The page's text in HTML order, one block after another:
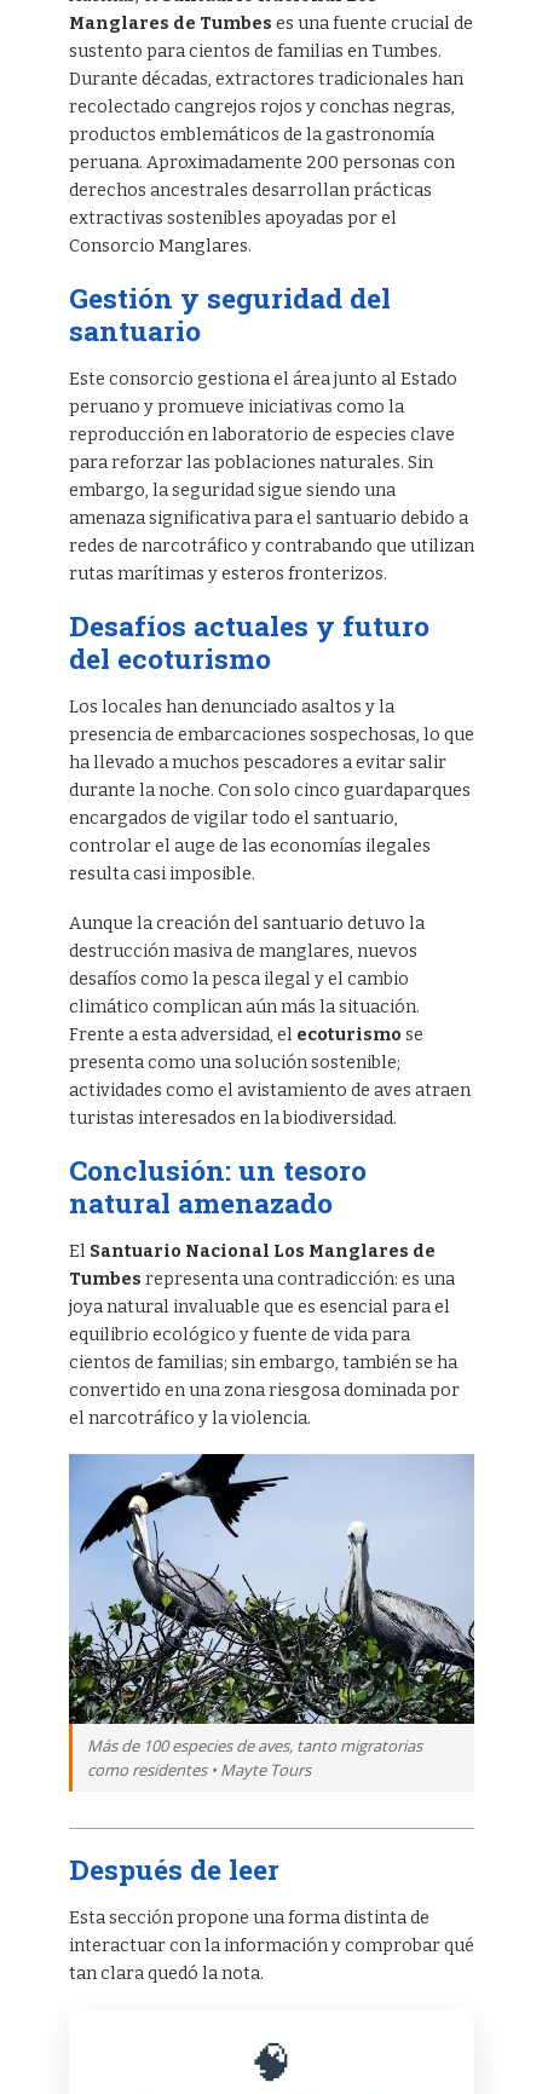
Manglares de Tumbes es una fuente crucial de
sustento para cientos de familias en Tumbes.
Durante décadas, extractores tradicionales han
recolectado cangrejos rojos y conchas negras,
productos emblemáticos de la gastronomía
peruana. Aproximadamente 200 personas con
derechos ancestrales desarrollan prácticas
extractivas sostenibles apoyadas por el
Consorcio Manglares.
Gestión y seguridad del
santuario
Este consorcio gestiona el área junto al Estado
peruano y promueve iniciativas como la
reproducción en laboratorio de especies clave
para reforzar las poblaciones naturales. Sin
embargo, la seguridad sigue siendo una
amenaza significativa para el santuario debido a
redes de narcotráfico y contrabando que utilizan
rutas marítimas y esteros fronterizos.
Desafíos actuales y futuro
del ecoturismo
Los locales han denunciado asaltos y la
presencia de embarcaciones sospechosas, lo que
ha llevado a muchos pescadores a evitar salir
durante la noche. Con solo cinco guardaparques
encargados de vigilar todo el santuario,
controlar el auge de las economías ilegales
resulta casi imposible.
Aunque la creación del santuario detuvo la
destrucción masiva de manglares, nuevos
desafíos como la pesca ilegal y el cambio
climático complican aún más la situación.
Frente a esta adversidad, el ecoturismo se
presenta como una solución sostenible;
actividades como el avistamiento de aves atraen
turistas interesados en la biodiversidad.
Conclusión: un tesoro
natural amenazado
El Santuario Nacional Los Manglares de
Tumbes representa una contradicción: es una
joya natural invaluable que es esencial para el
equilibrio ecológico y fuente de vida para
cientos de familias; sin embargo, también se ha
convertido en una zona riesgosa dominada por
el narcotráfico y la violencia.
Más de 100 especies de aves, tanto migratorias
como residentes • Mayte Tours
Después de leer
Esta sección propone una forma distinta de
interactuar con la información y comprobar qué
tan clara quedó la nota.
🧠